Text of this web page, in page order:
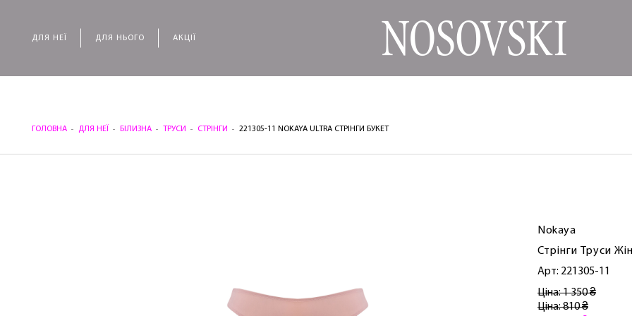
ДЛЯ НЕЇ ДЛЯ НЬОГО АКЦІЇ
ГОЛОВНА ДЛЯ НЕЇ БІЛИЗНА ТРУСИ СТРІНГИ 221305-11 NOKAYA ULTRA СТРІНГИ БУКЕТ
Nokaya
Стрінги Труси
Арт: 221305-11
Ціна: 1 350 ₴
Ціна: 810 ₴